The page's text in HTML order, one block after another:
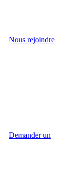
Nous rejoindre
Demander un